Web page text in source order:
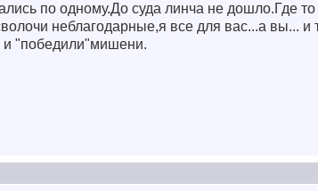
по одному.До суда линча не дошло.Где то
неблагодарные,я все для вас...а вы... и
и "победили"мишени.